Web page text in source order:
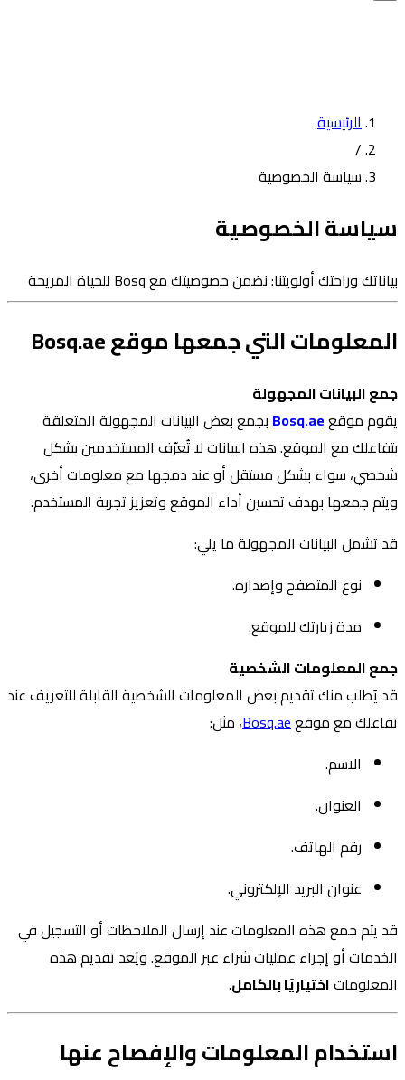
الرئيسية
/
سياسة الخصوصية
سياسة الخصوصية
بياناتك وراحتك أولويتنا: نضمن خصوصيتك مع Bosq للحياة المريحة
المعلومات التي جمعها موقع Bosq.ae
جمع البيانات المجهولة
يقوم موقعBosq.aeبجمع بعض البيانات المجهولة المتعلقة
بتفاعلك مع الموقع. هذه البيانات لا تُعرّف المستخدمين بشكل
شخصي، سواء بشكل مستقل أو عند دمجها مع معلومات أخرى،
ويتم جمعها بهدف تحسين أداء الموقع وتعزيز تجربة المستخدم.
قد تشمل البيانات المجهولة ما يلي:
نوع المتصفح وإصداره.
مدة زيارتك للموقع.
جمع المعلومات الشخصية
قد يُطلب منك تقديم بعض المعلومات الشخصية القابلة للتعريف عند
تفاعلك مع موقعBosq.ae، مثل:
الاسم.
العنوان.
رقم الهاتف.
عنوان البريد الإلكتروني.
قد يتم جمع هذه المعلومات عند إرسال الملاحظات أو التسجيل في
الخدمات أو إجراء عمليات شراء عبر الموقع. ويُعد تقديم هذه
المعلوماتاختياريًا بالكامل.
استخدام المعلومات والإفصاح عنها